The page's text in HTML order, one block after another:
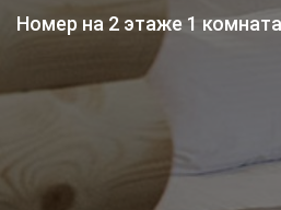
Номер на 2 этаже 1 комната